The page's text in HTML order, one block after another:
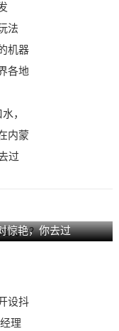
法
机器
各地
，
内蒙
过
惊艳，你去过
设抖
理